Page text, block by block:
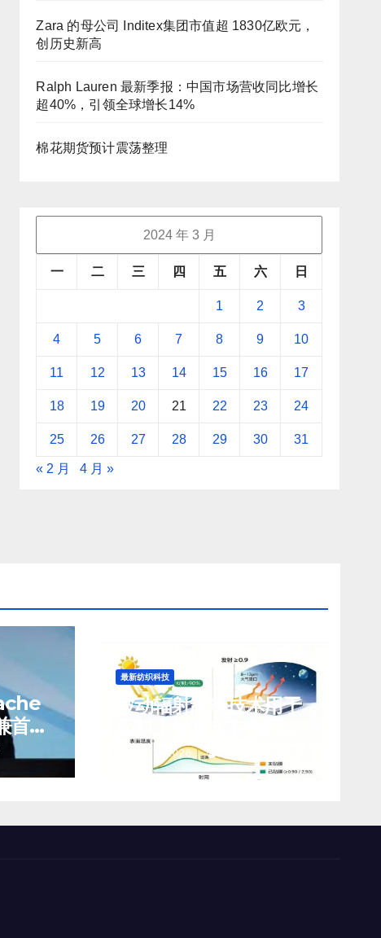
Zara 的母公司 Inditex集团市值超 1830亿欧元，
创历史新高
Ralph Lauren 最新季报：中国市场营收同比增长
超40%，引领全球增长14%
棉花期货预计震荡整理
2024 年 3 月
一 二 三 四 五 六 日
1 2 3
4 5 6 7 8 9 10
11 12 13 14 15 16 17
18 19 20 21 22 23 24
25 26 27 28 29 30 31
« 2 月 4 月 »
首席
最新纺织科技
被动辐射制冷技术用于
前景如何？
8 月 7, 2026